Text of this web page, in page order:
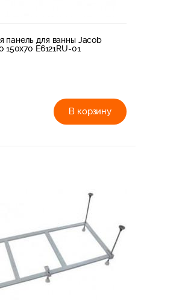
панель для ванны Jacob
150x70 E6121RU-01
В корзину